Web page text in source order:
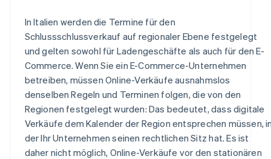
In Italien werden die Termine für den
Schlussschlussverkauf auf regionaler Ebene festgelegt
und gelten sowohl für Ladengeschäfte als auch für den E-
Commerce. Wenn Sie ein E-Commerce-Unternehmen
betreiben, müssen Online-Verkäufe ausnahmslos
denselben Regeln und Terminen folgen, die von den
Regionen festgelegt wurden: Das bedeutet, dass digitale
Verkäufe dem Kalender der Region entsprechen müssen,
der Ihr Unternehmen seinen rechtlichen Sitz hat. Es ist
daher nicht möglich, Online-Verkäufe vor den stationären